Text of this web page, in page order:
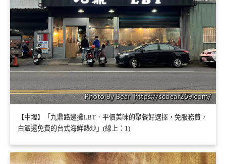
【中壢】「九鼎路邊攤LBT．平價美味的聚餐好選擇，免服務費，
白飯還免費的台式海鮮熱炒」(線上：1)